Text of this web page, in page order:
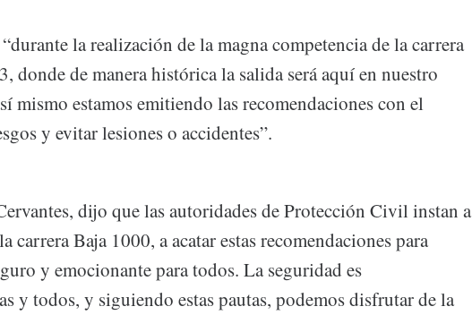
la realización de la magna competencia de la carrera
donde de manera histórica la salida será aquí en nuestro
mismo estamos emitiendo las recomendaciones con el
y evitar lesiones o accidentes”.
dijo que las autoridades de Protección Civil instan a
carrera Baja 1000, a acatar estas recomendaciones para
y emocionante para todos. La seguridad es
y todos, y siguiendo estas pautas, podemos disfrutar de la